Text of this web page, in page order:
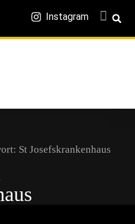
Instagram
St Josefskrankenhaus